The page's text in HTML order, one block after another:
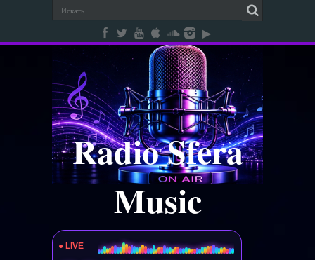
Radio Sfera
Music
● LIVE Radio Sfera Music